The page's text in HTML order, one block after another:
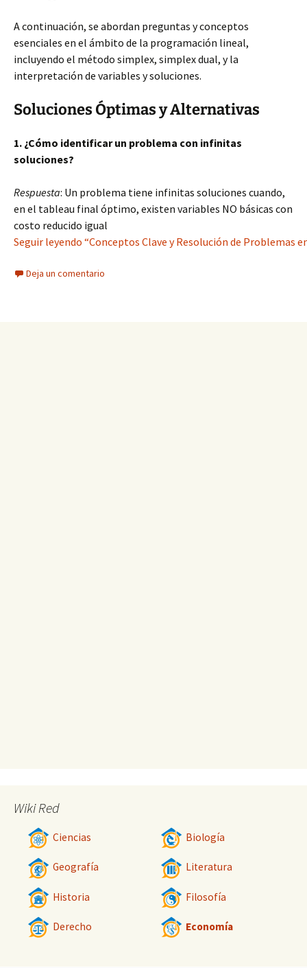
A continuación, se abordan preguntas y conceptos
esenciales en el ámbito de la programación lineal,
incluyendo el método simplex, simplex dual, y la
interpretación de variables y soluciones.
Soluciones Óptimas y Alternativas
1. ¿Cómo identificar un problema con infinitas
soluciones?
Respuesta: Un problema tiene infinitas soluciones cuando,
en el tableau final óptimo, existen variables NO básicas con
costo reducido igual
Seguir leyendo “Conceptos Clave y Resolución de Problemas
Deja un comentario
Wiki Red
Ciencias Biología
Geografía Literatura
Historia Filosofía
Derecho Economía